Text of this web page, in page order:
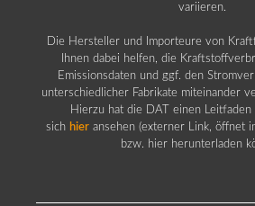
variieren.
Die Hersteller und Importeure von
Ihnen dabei helfen, die
Emissionsdaten und ggf. den
unterschiedlicher Fabrikate miteinander
Hierzu hat die DAT einen Leitfaden
sich hier ansehen (externer Link, öffnet
bzw. hier herunterladen